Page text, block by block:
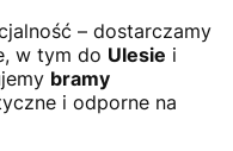
– dostarczamy
w tym do Ulesie i
bramy
i odporne na